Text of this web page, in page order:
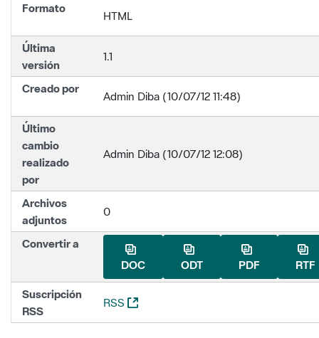
Formato
HTML
Última
versión
1.1
Creado por
Admin Diba (10/07/12 11:48)
Último
cambio
realizado
por
Admin Diba (10/07/12 12:08)
Archivos
adjuntos
0
Convertir a
DOC
ODT PDF RTF
Suscripción
RSS
RSS (Abre una nueva ventana)